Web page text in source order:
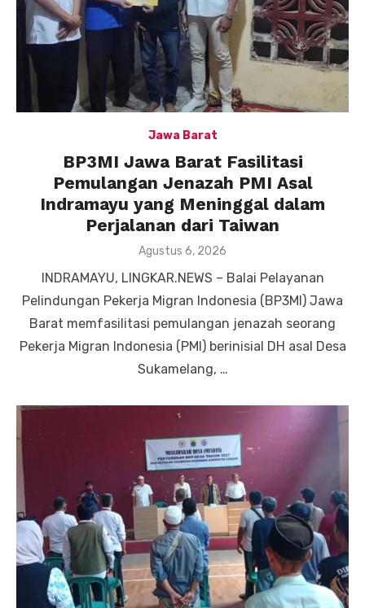
Jawa Barat
BP3MI Jawa Barat Fasilitasi
Pemulangan Jenazah PMI Asal
Indramayu yang Meninggal dalam
Perjalanan dari Taiwan
Posted
Agustus 6, 2026
INDRAMAYU, LINGKAR.NEWS – Balai Pelayanan
Pelindungan Pekerja Migran Indonesia (BP3MI) Jawa
Barat memfasilitasi pemulangan jenazah seorang
Pekerja Migran Indonesia (PMI) berinisial DH asal Desa
Sukamelang, …